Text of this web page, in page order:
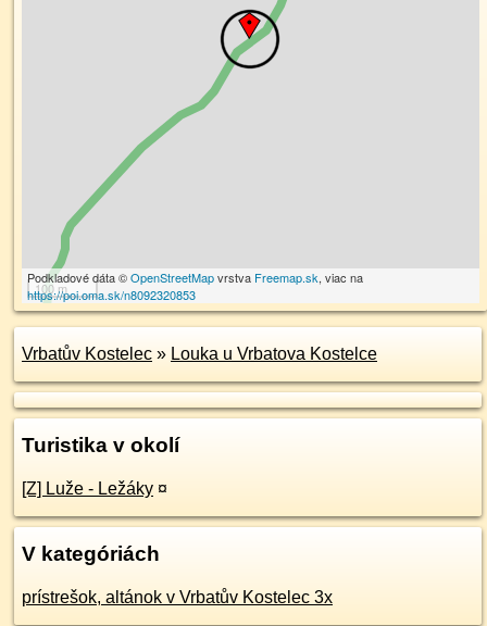
100 m
Podkladové dáta ©OpenStreetMapvrstva Freemap.sk, viac na
https://poi.oma.sk/n8092320853
Vrbatův Kostelec » Louka u Vrbatova Kostelce
Turistika v okolí
[Z] Luže - Ležáky ¤
V kategóriách
prístrešok, altánok v Vrbatův Kostelec 3x